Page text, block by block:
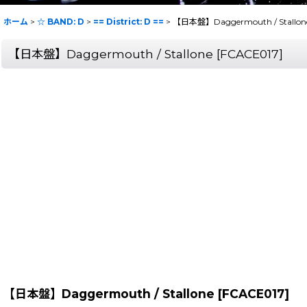
ホーム > ☆ BAND: D > == District: D == > 【日本盤】Daggermouth /
【日本盤】Daggermouth / Stallone [FCACE017]
【日本盤】Daggermouth / Stallone [FCACE017]